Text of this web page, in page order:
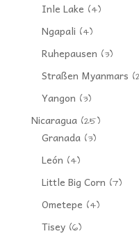
Inle Lake (4)
Ngapali (4)
Ruhepausen (3)
Straßen Myanmars
Yangon (3)
Nicaragua(25)
Granada(3)
León (4)
Little Big Corn (7)
Ometepe (4)
Tisey(6)